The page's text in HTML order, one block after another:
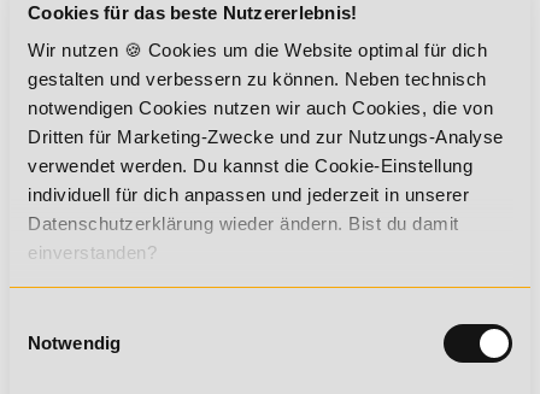
Cookies für das beste Nutzererlebnis!
Wir nutzen 🍪 Cookies um die Website optimal für dich
gestalten und verbessern zu können. Neben technisch
notwendigen Cookies nutzen wir auch Cookies, die von
Dritten für Marketing-Zwecke und zur Nutzungs-Analyse
verwendet werden. Du kannst die Cookie-Einstellung
individuell für dich anpassen und jederzeit in unserer
Datenschutzerklärung wieder ändern. Bist du damit
einverstanden?
Notwendig
Übersäuerung des Organismus aufgrund einer bestimmten
Ernährungsweise kommen kann ist eine säurelastige
Ernährung nicht ratsam, da hierdurch der Wert des
Stresshormons Cortisolansteigt, was wiederum negative
gesundheitliche Auswirkungen wie z. B.erhöhten Blutdruck
mit sich bringt. Es sollte daher auf den Verzehr von
ausreichend Basen bildenden Lebensmitteln wie Obst und
Gemüse geachtet werden.
Du möchtest mehr über dieses Thema
erfahren? Dann empfehlen wir dir
diese Weiterbildung:
Ernährungsberater B-Lizenz (inkl. Ernährung C-Lizenz)